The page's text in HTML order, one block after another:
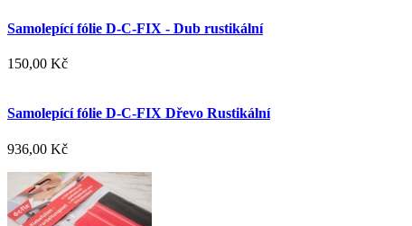
Samolepící fólie D-C-FIX - Dub rustikální
150,00 Kč
Samolepící fólie D-C-FIX Dřevo Rustikální
936,00 Kč